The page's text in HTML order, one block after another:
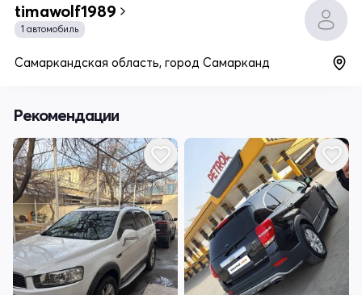
timawolf1989
1 автомобиль
Самаркандская область, город Самарканд
Рекомендации